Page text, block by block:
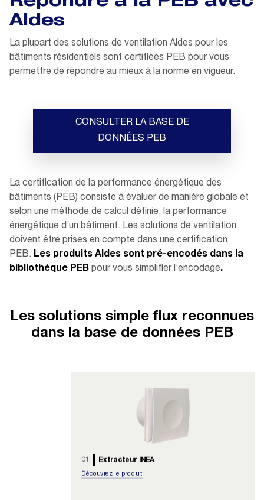
Aldes
La plupart des solutions de ventilation Aldes pour les
bâtiments résidentiels sont certifiées PEB pour vous
permettre de répondre au mieux à la norme en vigueur.
CONSULTER LA BASE DE
DONNÉES PEB
La certification de la performance énergétique des
bâtiments (PEB) consiste à évaluer de manière globale et
selon une méthode de calcul définie, la performance
énergétique d’un bâtiment. Les solutions de ventilation
doivent être prises en compte dans une certification
PEB. Les produits Aldes sont pré-encodés dans la
bibliothèque PEB pour vous simplifier l’encodage.
Les solutions simple flux reconnues
dans la base de données PEB
01 Extracteur INEA
Découvrez le produit